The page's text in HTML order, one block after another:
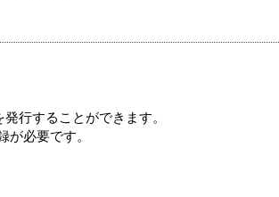
行することができます。
必要です。